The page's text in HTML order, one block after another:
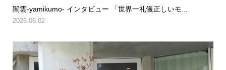
闇雲-yamikumo- インタビュー 「世界一礼儀正しいモ...
2026.06.02